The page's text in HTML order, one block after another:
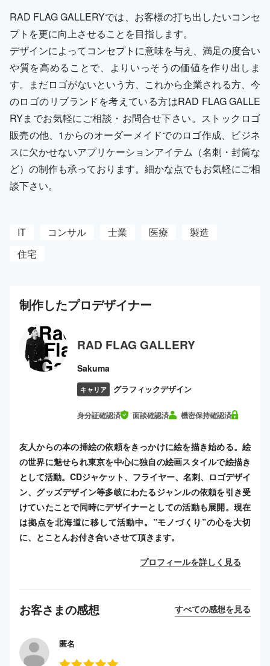
RAD FLAG GALLERYでは、お客様の打ち出したいコンセ
プトを更に向上させることを目指します。
デザインによってコンセプトに意味を与え、満足の度合い
や質を高めることで、よりいっそうの価値を作り出しま
す。まだロゴがないという方、これから企業される方、今
のロゴのリブランドを考えている方はRAD FLAG GALLE
RYまでお気軽にご相談・お問合せ下さい。ストックロゴ
販売の他、1からのオーダーメイドでのロゴ作成、ビジネ
スに欠かせないアプリケーションアイテム（名刺・封筒な
ど）の制作も承っております。細かな点でもお気軽にご相
談下さい。
IT コンサル 士業 医療
製造
住宅
制作したプロデザイナー
RAD FLAG GALLERY
Sakuma
キャリア グラフィックデザイン
身分証確認済 面談確認済 機密保持確認済
友人からの本の挿絵の依頼をきっかけに絵を描き始める。絵
の世界に魅せられ東京を中心に独自の絵画スタイルで絵描き
として活動。CDジャケット、フライヤー、名刺、ロゴデザイ
ン、グッズデザイン等多岐にわたるジャンルの依頼を引き受
けていたことで同時にデザイナーとしての活動も展開。現在
は拠点を北海道に移して活動中。”モノづくり”の心を大切
に、とことんお付き合いさせて頂きます。
プロフィールを詳しく見る
お客さまの感想 すべての感想を見る
匿名